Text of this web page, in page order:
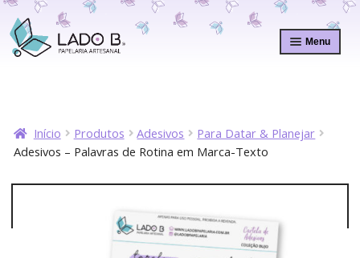
Pular
para
navegação
Pular
para
o
Menu
Início Produtos Adesivos
Para Datar & Planejar
Adesivos – Palavras de Rotina em Marca-Texto